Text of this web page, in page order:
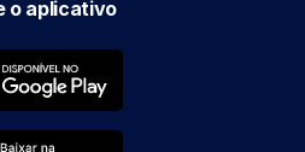
o aplicativo